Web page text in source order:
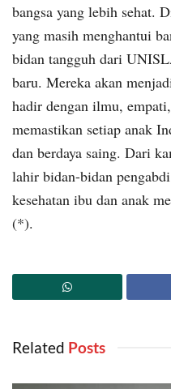
bangsa yang lebih sehat.
yang masih menghantui
bidan tangguh dari
baru. Mereka akan
hadir dengan ilmu,
memastikan setiap anak
dan berdaya saing. Dari
lahir bidan-bidan
kesehatan ibu dan anak
(*).
Related ‎ Posts